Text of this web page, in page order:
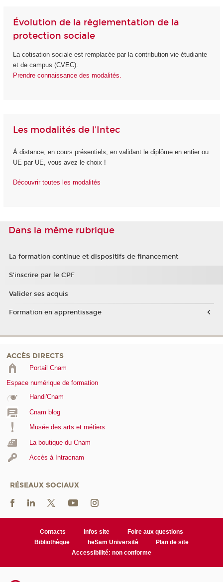
Évolution de la règlementation de la
protection sociale
La cotisation sociale est remplacée par la contribution vie étudiante
et de campus (CVEC).
Prendre connaissance des modalités.
Les modalités de l'Intec
À distance, en cours présentiels, en validant le diplôme en entier ou
UE par UE, vous avez le choix !
Découvrir toutes les modalités
Dans la même rubrique
La formation continue et dispositifs de financement
S'inscrire par le CPF
Valider ses acquis
Formation en apprentissage
ACCÈS DIRECTS
Portail Cnam
Espace numérique de formation
Handi'Cnam
Cnam blog
Musée des arts et métiers
La boutique du Cnam
Accès à Intracnam
RÉSEAUX SOCIAUX
Contacts Infos site
Foire aux questions
Bibliothèque
heSam Université
Plan de site
Accessibilité: non conforme